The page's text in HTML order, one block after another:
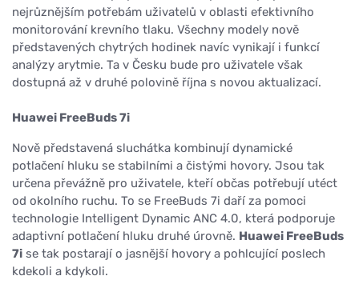
nejrůznějším potřebám uživatelů v oblasti efektivního
monitorování krevního tlaku. Všechny modely nově
představených chytrých hodinek navíc vynikají i funkcí
analýzy arytmie. Ta v Česku bude pro uživatele však
dostupná až v druhé polovině října s novou aktualizací.
Huawei FreeBuds 7i
Nově představená sluchátka kombinují dynamické
potlačení hluku se stabilními a čistými hovory. Jsou tak
určena převážně pro uživatele, kteří občas potřebují utéct
od okolního ruchu. To se FreeBuds 7i daří za pomoci
technologie Intelligent Dynamic ANC 4.0, která podporuje
adaptivní potlačení hluku druhé úrovně. Huawei FreeBuds
7i se tak postarají o jasnější hovory a pohlcující poslech
kdekoli a kdykoli.